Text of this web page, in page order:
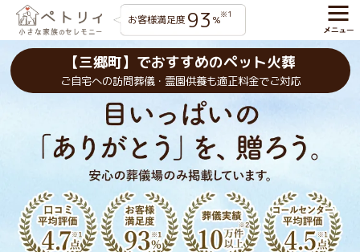
お客様満足度 93 %※1
【三郷町】でおすすめのペット火葬
ご自宅への訪問葬儀・霊園供養も適正料金でご対応